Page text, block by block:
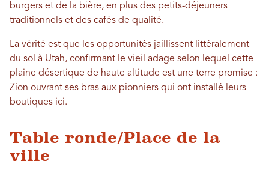
burgers et de la bière, en plus des petits-déjeuners
traditionnels et des cafés de qualité.
La vérité est que les opportunités jaillissent littéralement
du sol à Utah, confirmant le vieil adage selon lequel cette
plaine désertique de haute altitude est une terre promise :
Zion ouvrant ses bras aux pionniers qui ont installé leurs
boutiques ici.
Table ronde/Place de la
ville